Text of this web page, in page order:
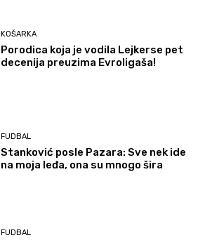
KOŠARKA
Porodica koja je vodila Lejkerse pet
decenija preuzima Evroligaša!
FUDBAL
Stanković posle Pazara: Sve nek ide
na moja leđa, ona su mnogo šira
FUDBAL